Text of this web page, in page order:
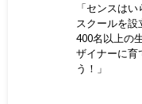
「センスは
スクールを
400名以上の
ザイナーに育
う！」